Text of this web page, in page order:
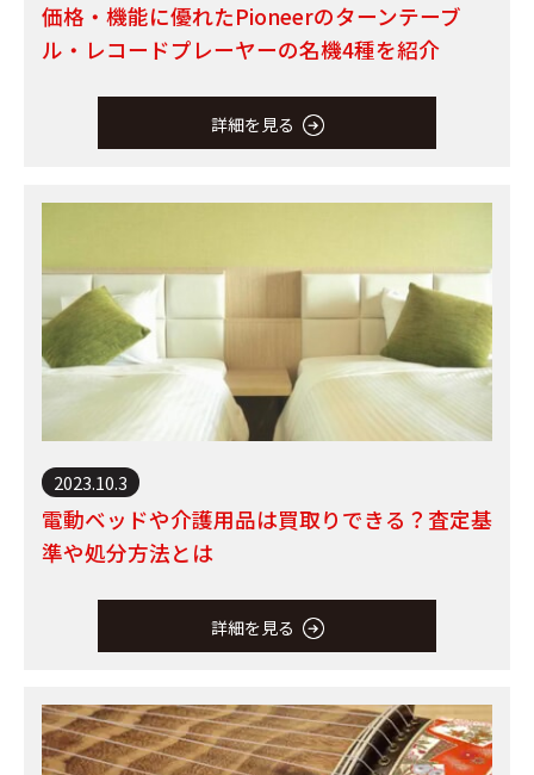
価格・機能に優れたPioneerのターンテーブ
ル・レコードプレーヤーの名機4種を紹介
詳細を見る
2023.10.3
電動ベッドや介護用品は買取りできる？査定基
準や処分方法とは
詳細を見る